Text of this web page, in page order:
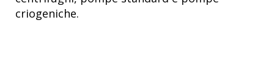
criogeniche.